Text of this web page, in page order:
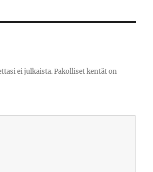
ei julkaista. Pakolliset kentät on